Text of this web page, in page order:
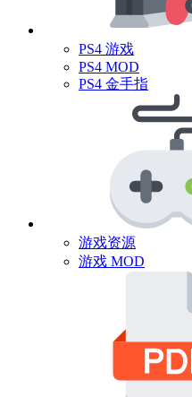
PS4 游戏
PS4 MOD
PS4 金手指
游戏资源
游戏 MOD